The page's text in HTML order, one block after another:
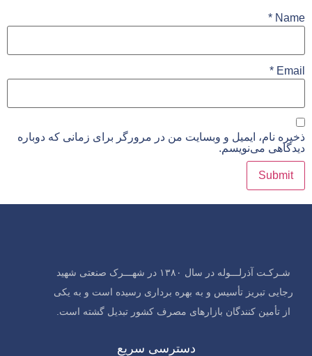
Name
*
Email
*
ذخیره نام، ایمیل و وبسایت من در مرورگر برای زمانی که دوباره
دیدگاهی می‌نویسم.
شـرکـت آذرلـــوله در سال ۱۳۸۰ در شهـــرک صنعتی شهید
رجایی تبریز تأسیس و به بهره برداری رسیده است و به یکی
از تأمین کنندگان بازارهای مصرف کشور تبدیل گشته است.
دسترسی سریع